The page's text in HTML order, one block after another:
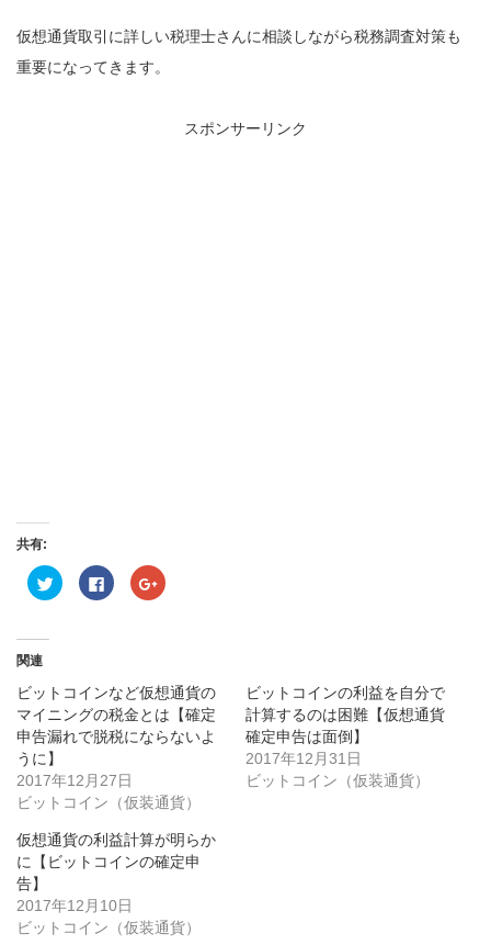
仮想通貨取引に詳しい税理士さんに相談しながら税務調査対策も
重要になってきます。
スポンサーリンク
共有:
ク
リ
共
有
(新
し
い
ウ
ン
ド
ウ
開
き
ま
す)
Facebook
で
ク
リ
ッ
ク
し
て
だ
さ
い
(新
し
い
ウ
ィ
ウ
で
開
ク
リ
共
有
(新
し
い
ウ
ウ
で
開
き
ま
す)
関連
ビットコインなど仮想通貨の
マイニングの税金とは【確定
申告漏れで脱税にならないよ
うに】
2017年12月27日
ビットコイン（仮装通貨）
ビットコインの利益を自分で
計算するのは困難【仮想通貨
確定申告は面倒】
2017年12月31日
ビットコイン（仮装通貨）
仮想通貨の利益計算が明らか
に【ビットコインの確定申
告】
2017年12月10日
ビットコイン（仮装通貨）